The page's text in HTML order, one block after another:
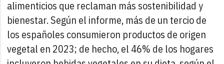
alimenticios que reclaman más sostenibilidad y
bienestar. Según el informe, más de un tercio de
los españoles consumieron productos de origen
vegetal en 2023; de hecho, el 46% de los hogares